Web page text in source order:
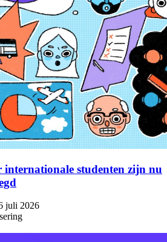
internationale studenten zijn nu
juli 2026